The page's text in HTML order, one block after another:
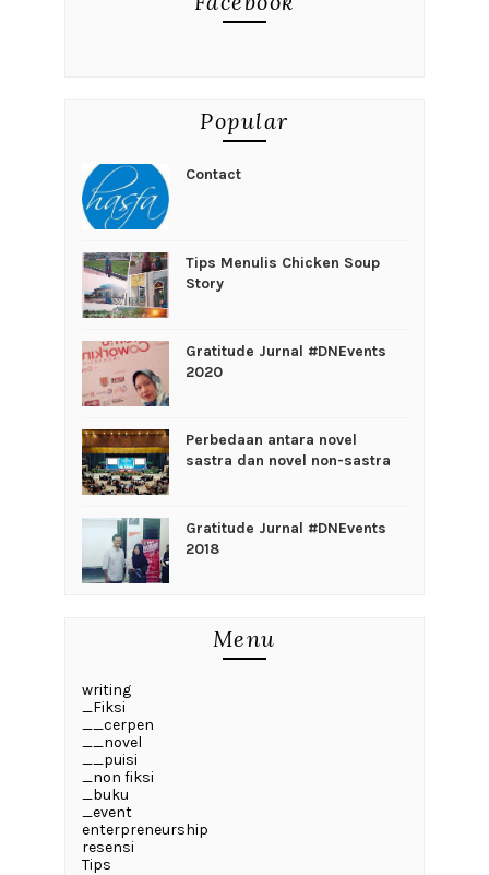
Popular
Contact
Tips Menulis Chicken Soup
Story
Gratitude Jurnal #DNEvents
2020
Perbedaan antara novel
sastra dan novel non-sastra
Gratitude Jurnal #DNEvents
2018
Menu
writing
_Fiksi
__cerpen
__novel
__puisi
_non fiksi
_buku
_event
enterpreneurship
resensi
Tips